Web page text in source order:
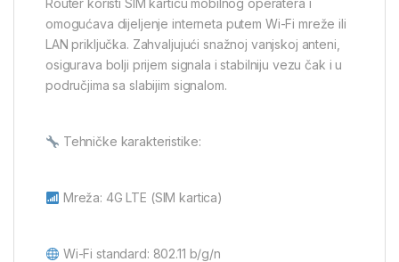
Router koristi SIM karticu mobilnog operatera i
omogućava dijeljenje interneta putem Wi-Fi mreže ili
LAN priključka. Zahvaljujući snažnoj vanjskoj anteni,
osigurava bolji prijem signala i stabilniju vezu čak i u
područjima sa slabijim signalom.
Tehničke karakteristike:
Mreža: 4G LTE (SIM kartica)
Wi-Fi standard: 802.11 b/g/n